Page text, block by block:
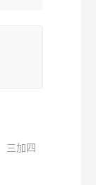
三加四